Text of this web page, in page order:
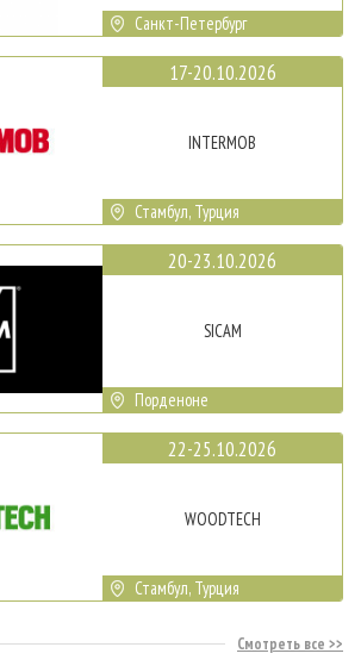
Санкт-Петербург
17-20.10.2026
INTERMOB
Стамбул, Турция
20-23.10.2026
SICAM
Порденоне
22-25.10.2026
WOODTECH
Стамбул, Турция
Смотреть все